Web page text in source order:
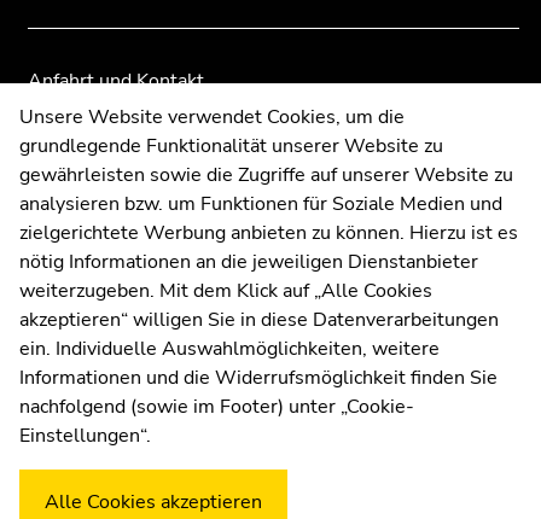
Anfahrt und Kontakt
Kommunikation und Öffentlichkeitsarbeit
Moodle
UNIGRAZonline
Impressum
Datenschutzerklärung
Cookie-Einstellungen
Barrierefreiheitserklärung
WetterstationUni Graz
Seitenbereiche
Seitenbereiche
Unsere Website verwendet Cookies, um die
grundlegende Funktionalität unserer Website zu
gewährleisten sowie die Zugriffe auf unserer Website zu
analysieren bzw. um Funktionen für Soziale Medien und
zielgerichtete Werbung anbieten zu können. Hierzu ist es
nötig Informationen an die jeweiligen Dienstanbieter
weiterzugeben. Mit dem Klick auf „Alle Cookies
akzeptieren“ willigen Sie in diese Datenverarbeitungen
ein. Individuelle Auswahlmöglichkeiten, weitere
Informationen und die Widerrufsmöglichkeit finden Sie
nachfolgend (sowie im Footer) unter „Cookie-
Einstellungen“.
Alle Cookies akzeptieren